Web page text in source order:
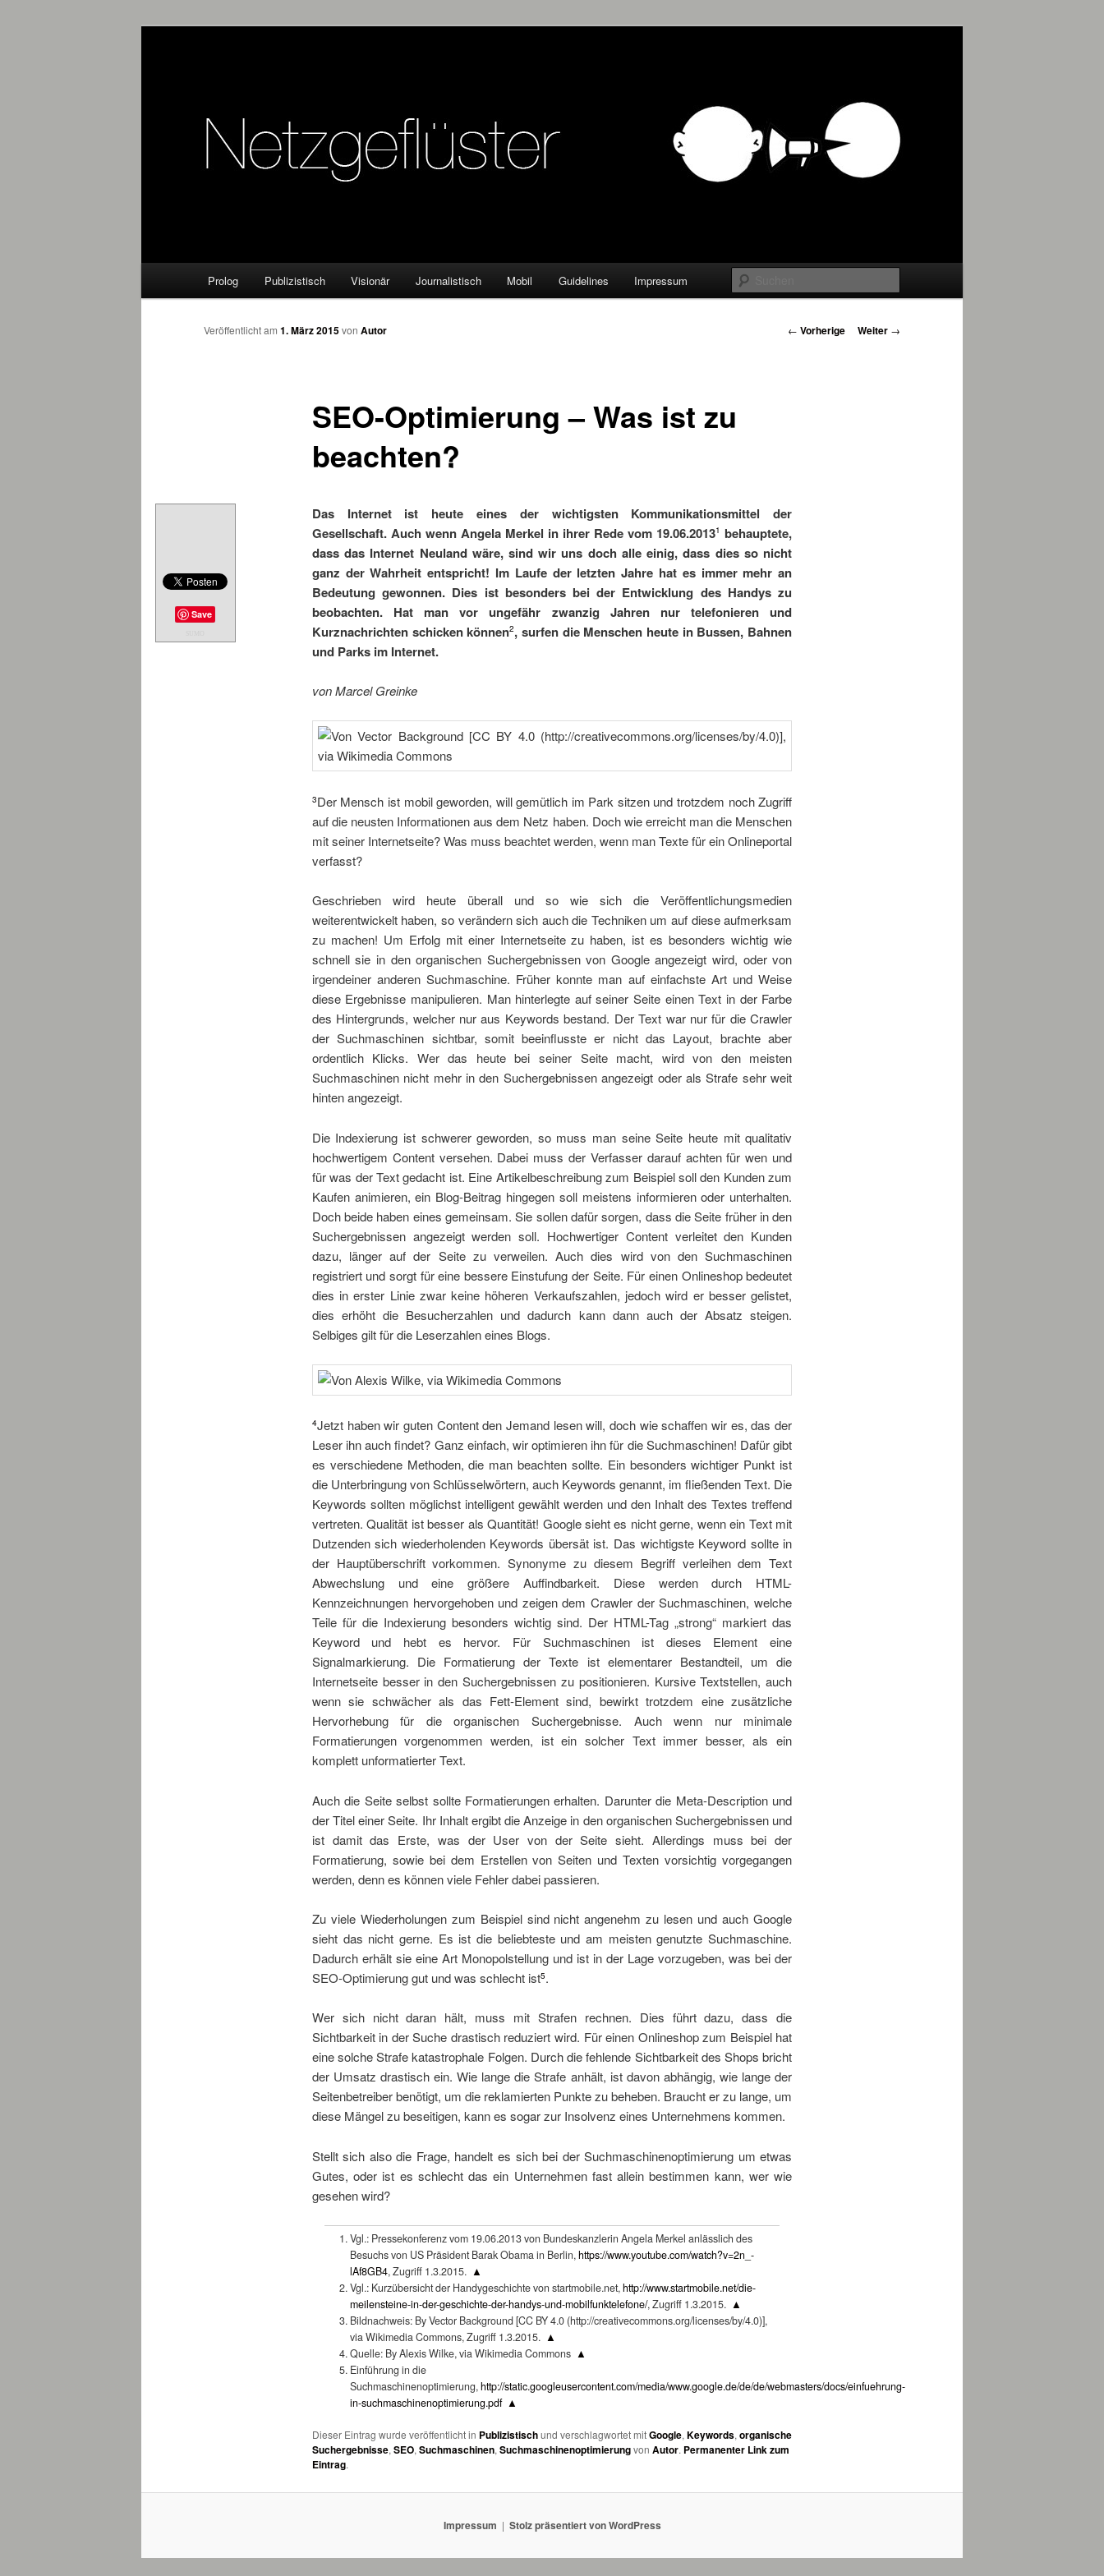
Zum
Inhalt
Prolog Publizistisch Visionär Journalistisch Mobil Guidelines Impressum
Beitrags-
← Vorherige Weiter →
SEO-Optimierung – Was ist zu
beachten?
Veröffentlicht am 1. März 2015von Autor
Save
Das Internet ist heute eines der wichtigsten Kommunikationsmittel der
Gesellschaft. Auch wenn Angela Merkel in ihrer Rede vom 19.06.20131 behauptete,
dass das Internet Neuland wäre, sind wir uns doch alle einig, dass dies so nicht
ganz der Wahrheit entspricht! Im Laufe der letzten Jahre hat es immer mehr an
Bedeutung gewonnen. Dies ist besonders bei der Entwicklung des Handys zu
beobachten. Hat man vor ungefähr zwanzig Jahren nur telefonieren und
Kurznachrichten schicken können2, surfen die Menschen heute in Bussen, Bahnen
und Parks im Internet.
von Marcel Greinke
3Der Mensch ist mobil geworden, will gemütlich im Park sitzen und trotzdem noch Zugriff
auf die neusten Informationen aus dem Netz haben. Doch wie erreicht man die Menschen
mit seiner Internetseite? Was muss beachtet werden, wenn man Texte für ein Onlineportal
verfasst?
Geschrieben wird heute überall und so wie sich die Veröffentlichungsmedien
weiterentwickelt haben, so verändern sich auch die Techniken um auf diese aufmerksam
zu machen! Um Erfolg mit einer Internetseite zu haben, ist es besonders wichtig wie
schnell sie in den organischen Suchergebnissen von Google angezeigt wird, oder von
irgendeiner anderen Suchmaschine. Früher konnte man auf einfachste Art und Weise
diese Ergebnisse manipulieren. Man hinterlegte auf seiner Seite einen Text in der Farbe
des Hintergrunds, welcher nur aus Keywords bestand. Der Text war nur für die Crawler
der Suchmaschinen sichtbar, somit beeinflusste er nicht das Layout, brachte aber
ordentlich Klicks. Wer das heute bei seiner Seite macht, wird von den meisten
Suchmaschinen nicht mehr in den Suchergebnissen angezeigt oder als Strafe sehr weit
hinten angezeigt.
Die Indexierung ist schwerer geworden, so muss man seine Seite heute mit qualitativ
hochwertigem Content versehen. Dabei muss der Verfasser darauf achten für wen und
für was der Text gedacht ist. Eine Artikelbeschreibung zum Beispiel soll den Kunden zum
Kaufen animieren, ein Blog-Beitrag hingegen soll meistens informieren oder unterhalten.
Doch beide haben eines gemeinsam. Sie sollen dafür sorgen, dass die Seite früher in den
Suchergebnissen angezeigt werden soll. Hochwertiger Content verleitet den Kunden
dazu, länger auf der Seite zu verweilen. Auch dies wird von den Suchmaschinen
registriert und sorgt für eine bessere Einstufung der Seite. Für einen Onlineshop bedeutet
dies in erster Linie zwar keine höheren Verkaufszahlen, jedoch wird er besser gelistet,
dies erhöht die Besucherzahlen und dadurch kann dann auch der Absatz steigen.
Selbiges gilt für die Leserzahlen eines Blogs.
4Jetzt haben wir guten Content den Jemand lesen will, doch wie schaffen wir es, das der
Leser ihn auch findet? Ganz einfach, wir optimieren ihn für die Suchmaschinen! Dafür gibt
es verschiedene Methoden, die man beachten sollte. Ein besonders wichtiger Punkt ist
die Unterbringung von Schlüsselwörtern, auch Keywords genannt, im fließenden Text. Die
Keywords sollten möglichst intelligent gewählt werden und den Inhalt des Textes treffend
vertreten. Qualität ist besser als Quantität! Google sieht es nicht gerne, wenn ein Text mit
Dutzenden sich wiederholenden Keywords übersät ist. Das wichtigste Keyword sollte in
der Hauptüberschrift vorkommen. Synonyme zu diesem Begriff verleihen dem Text
Abwechslung und eine größere Auffindbarkeit. Diese werden durch HTML-
Kennzeichnungen hervorgehoben und zeigen dem Crawler der Suchmaschinen, welche
Teile für die Indexierung besonders wichtig sind. Der HTML-Tag „strong“ markiert das
Keyword und hebt es hervor. Für Suchmaschinen ist dieses Element eine
Signalmarkierung. Die Formatierung der Texte ist elementarer Bestandteil, um die
Internetseite besser in den Suchergebnissen zu positionieren. Kursive Textstellen, auch
wenn sie schwächer als das Fett-Element sind, bewirkt trotzdem eine zusätzliche
Hervorhebung für die organischen Suchergebnisse. Auch wenn nur minimale
Formatierungen vorgenommen werden, ist ein solcher Text immer besser, als ein
komplett unformatierter Text.
Auch die Seite selbst sollte Formatierungen erhalten. Darunter die Meta-Description und
der Titel einer Seite. Ihr Inhalt ergibt die Anzeige in den organischen Suchergebnissen und
ist damit das Erste, was der User von der Seite sieht. Allerdings muss bei der
Formatierung, sowie bei dem Erstellen von Seiten und Texten vorsichtig vorgegangen
werden, denn es können viele Fehler dabei passieren.
Zu viele Wiederholungen zum Beispiel sind nicht angenehm zu lesen und auch Google
sieht das nicht gerne. Es ist die beliebteste und am meisten genutzte Suchmaschine.
Dadurch erhält sie eine Art Monopolstellung und ist in der Lage vorzugeben, was bei der
SEO-Optimierung gut und was schlecht ist5.
Wer sich nicht daran hält, muss mit Strafen rechnen. Dies führt dazu, dass die
Sichtbarkeit in der Suche drastisch reduziert wird. Für einen Onlineshop zum Beispiel hat
eine solche Strafe katastrophale Folgen. Durch die fehlende Sichtbarkeit des Shops bricht
der Umsatz drastisch ein. Wie lange die Strafe anhält, ist davon abhängig, wie lange der
Seitenbetreiber benötigt, um die reklamierten Punkte zu beheben. Braucht er zu lange, um
diese Mängel zu beseitigen, kann es sogar zur Insolvenz eines Unternehmens kommen.
Stellt sich also die Frage, handelt es sich bei der Suchmaschinenoptimierung um etwas
Gutes, oder ist es schlecht das ein Unternehmen fast allein bestimmen kann, wer wie
gesehen wird?
Vgl.: Pressekonferenz vom 19.06.2013 von Bundeskanzlerin Angela Merkel anlässlich des
Besuchs von US Präsident Barak Obama in Berlin,https://www.youtube.com/watch?v=2n_-
lAf8GB4, Zugriff 1.3.2015. ▲
Vgl.: Kurzübersicht der Handygeschichte von startmobile.net,http://www.startmobile.net/die-
meilensteine-in-der-geschichte-der-handys-und-mobilfunktelefone/, Zugriff 1.3.2015. ▲
Bildnachweis: By Vector Background [CC BY 4.0 (http://creativecommons.org/licenses/by/4.0)],
via Wikimedia Commons, Zugriff 1.3.2015. ▲
Quelle: By Alexis Wilke, via Wikimedia Commons ▲
Einführung in die
Suchmaschinenoptimierung,http://static.googleusercontent.com/media/www.google.de/de/de/webmasters/docs/einfuehrung-
in-suchmaschinenoptimierung.pdf ▲
Dieser Eintrag wurde veröffentlicht in Publizistischund verschlagwortet mitGoogle,Keywords,organische
Suchergebnisse,SEO,Suchmaschinen,Suchmaschinenoptimierungvon Autor. Permanenter Link zum
Eintrag.
Impressum Stolz präsentiert von WordPress